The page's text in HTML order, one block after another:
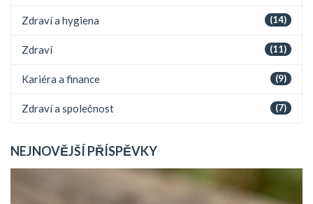
(14)
Zdraví a hygiena
(11)
Zdraví
(9)
Kariéra a finance
(7)
Zdraví a společnost
NEJNOVĚJŠÍ PŘÍSPĚVKY